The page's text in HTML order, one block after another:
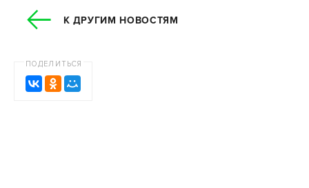
К ДРУГИМ НОВОСТЯМ
ПОДЕЛИТЬСЯ